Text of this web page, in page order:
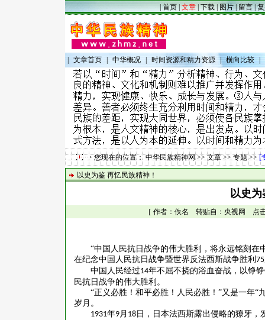
|首页|文章|下载| 图片|留言|
文章首页 中华概况 时间资源和精力资源 | 横向比较
您现在的位置：中华民族精神网>>文章>>专题>>[
以史为鉴 再忆民族精神！
以史为
［ 作者：佚名 转贴自：央视网 点
“中国人民抗日战争的伟大胜利，将永远铭刻
在纪念中国人民抗日战争暨世界反法西斯战争胜利 75
中国人民经过14年不屈不挠的浴血奋战，以铮
民抗日战争的伟大胜利。
“正义必胜！和平必胜！人民必胜！”又是一年
岁月。
1931年9月 18 日，日本法西斯露出侵略的獠牙，